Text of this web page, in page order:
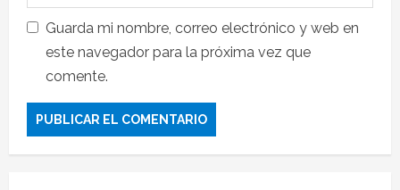
Guarda mi nombre, correo electrónico y web en
este navegador para la próxima vez que
comente.